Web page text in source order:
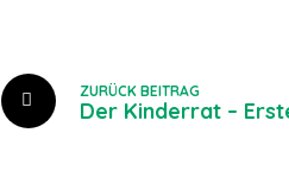
ZURÜCK BEITRAG
Der Kinderrat –